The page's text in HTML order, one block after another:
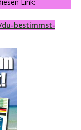
Link:
bestimmst-